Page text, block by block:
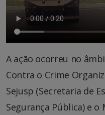
A ação ocorreu no
Contra o Crime
Sejusp (Secretaria de
Segurança Pública) e o